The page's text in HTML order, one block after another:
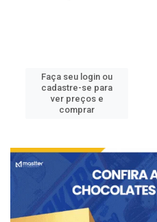
Faça seu login ou
cadastre-se para
ver preços e
comprar